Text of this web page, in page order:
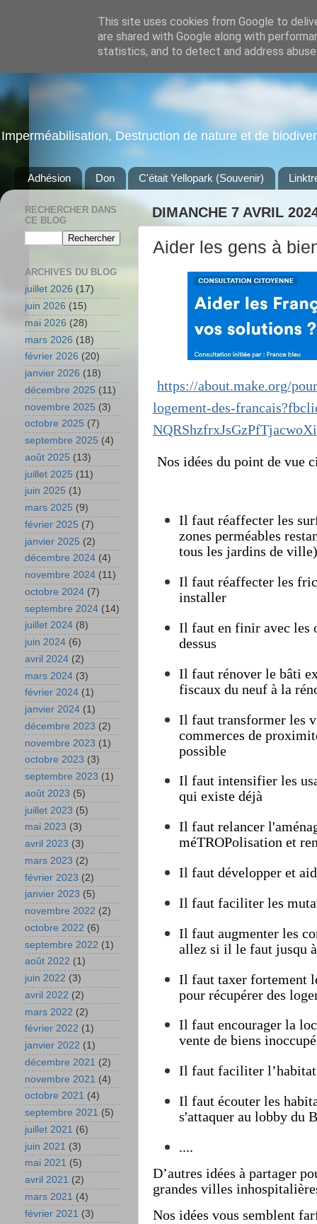
Imperméabilisation, Destruction de nature et de
Adhésion Don C'était Yellopark (Souvenir)
DIMANCHE 7 AVRIL
Aider les gens à
https://about.make.org/
logement-des-
Nos idées du point de vue
Il faut réaffecter les
zones perméables
tous les jardins de
Il faut réaffecter les
installer
Il faut en finir avec les
dessus
Il faut rénover le bâti
fiscaux du neuf à la
Il faut transformer les
commerces de
possible
Il faut intensifier les
qui existe déjà
Il faut relancer
méTROPolisation et
Il faut développer et
Il faut faciliter les
Il faut augmenter les
allez si il le faut jusqu
Il faut taxer fortement
pour récupérer des
Il faut encourager la
vente de biens
Il faut faciliter l’habitat
Il faut écouter les
s'attaquer au lobby du
....
D’autres idées à partager
grandes villes
Nos idées vous semblent
RECHERCHER DANS
CE BLOG
ARCHIVES DU BLOG
juillet 2026 (17)
juin 2026 (15)
mai 2026 (28)
mars 2026 (18)
février 2026 (20)
janvier 2026 (18)
décembre 2025 (11)
novembre 2025 (3)
octobre 2025 (7)
septembre 2025 (4)
août 2025 (13)
juillet 2025 (11)
juin 2025 (1)
mars 2025 (9)
février 2025 (7)
janvier 2025 (2)
décembre 2024 (4)
novembre 2024 (11)
octobre 2024 (7)
septembre 2024 (14)
juillet 2024 (8)
juin 2024 (6)
avril 2024 (2)
mars 2024 (3)
février 2024 (1)
janvier 2024 (1)
décembre 2023 (2)
novembre 2023 (1)
octobre 2023 (3)
septembre 2023 (1)
août 2023 (5)
juillet 2023 (5)
mai 2023 (3)
avril 2023 (3)
mars 2023 (2)
février 2023 (2)
janvier 2023 (5)
novembre 2022 (2)
octobre 2022 (6)
septembre 2022 (1)
août 2022 (1)
juin 2022 (3)
avril 2022 (2)
mars 2022 (2)
février 2022 (1)
janvier 2022 (1)
décembre 2021 (2)
novembre 2021 (4)
octobre 2021 (4)
septembre 2021 (5)
juillet 2021 (6)
juin 2021 (3)
mai 2021 (5)
avril 2021 (2)
mars 2021 (4)
février 2021 (3)
This site uses cookies from Google to
are shared with Google along with
statistics, and to detect and address